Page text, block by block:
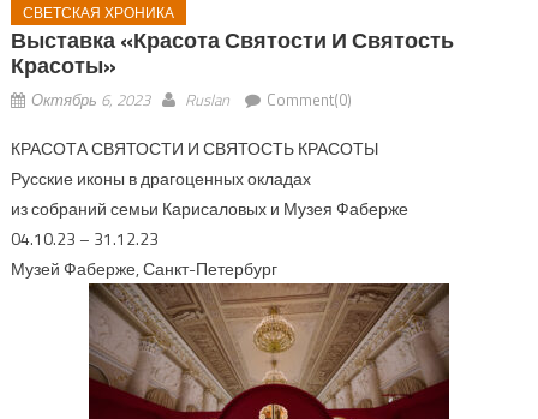
СВЕТСКАЯ ХРОНИКА
Выставка «Красота Святости И Святость
Красоты»
Октябрь 6, 2023 Ruslan Comment(0)
КРАСОТА СВЯТОСТИ И СВЯТОСТЬ КРАСОТЫ
Русские иконы в драгоценных окладах
из собраний семьи Карисаловых и Музея Фаберже
04.10.23 – 31.12.23
Музей Фаберже, Санкт-Петербург